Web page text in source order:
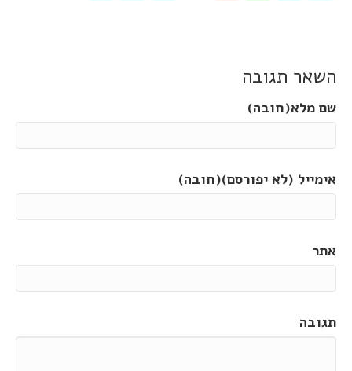
השאר תגובה
שם מלא(חובה)
אימייל (לא יפורסם)(חובה)
אתר
תגובה